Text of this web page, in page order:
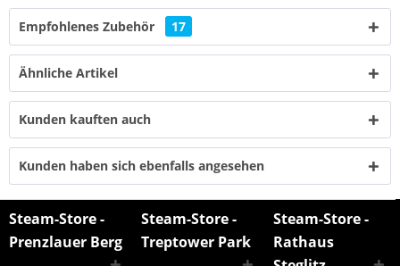
Empfohlenes Zubehör 17
Ähnliche Artikel
Kunden kauften auch
Kunden haben sich ebenfalls angesehen
Steam-Store -
Prenzlauer Berg
Steam-Store -
Treptower Park
Steam-Store -
Rathaus